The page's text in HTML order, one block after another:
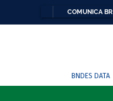
COMUNICA BR
BNDES DATA